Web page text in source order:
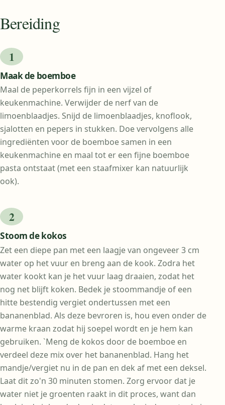
Bereiding
Maak de boemboe
Maal de peperkorrels fijn in een vijzel of
keukenmachine. Verwijder de nerf van de
limoenblaadjes. Snijd de limoenblaadjes, knoflook,
sjalotten en pepers in stukken. Doe vervolgens alle
ingrediënten voor de boemboe samen in een
keukenmachine en maal tot er een fijne boemboe
pasta ontstaat (met een staafmixer kan natuurlijk
ook).
Stoom de kokos
Zet een diepe pan met een laagje van ongeveer 3 cm
water op het vuur en breng aan de kook. Zodra het
water kookt kan je het vuur laag draaien, zodat het
nog net blijft koken. Bedek je stoommandje of een
hitte bestendig vergiet ondertussen met een
bananenblad. Als deze bevroren is, hou even onder de
warme kraan zodat hij soepel wordt en je hem kan
gebruiken. `Meng de kokos door de boemboe en
verdeel deze mix over het bananenblad. Hang het
mandje/vergiet nu in de pan en dek af met een deksel.
Laat dit zo'n 30 minuten stomen. Zorg ervoor dat je
water niet je groenten raakt in dit proces, want dan